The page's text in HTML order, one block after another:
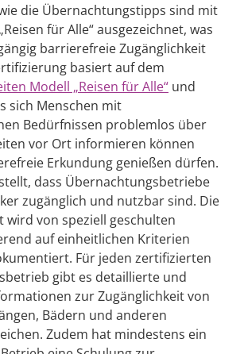
die Übernachtungstipps sind mit
für Alle“ ausgezeichnet, was
barrierefreie Zugänglichkeit
basiert auf dem
Modell „Reisen für Alle“ und
sich Menschen mit
Bedürfnissen problemlos über
vor Ort informieren können
Erkundung genießen dürfen.
dass Übernachtungsbetriebe
zugänglich und nutzbar sind. Die
wird von speziell geschulten
auf einheitlichen Kriterien
Für jeden zertifizierten
gibt es detaillierte und
zur Zugänglichkeit von
Bädern und anderen
Zudem hat mindestens ein